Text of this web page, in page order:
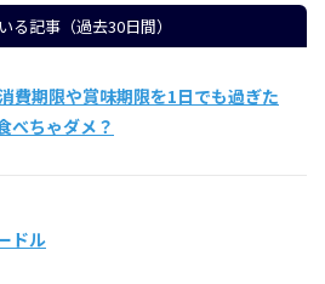
る記事（過去30日間）
期限や賞味期限を1日でも過ぎた
べちゃダメ？
ドル